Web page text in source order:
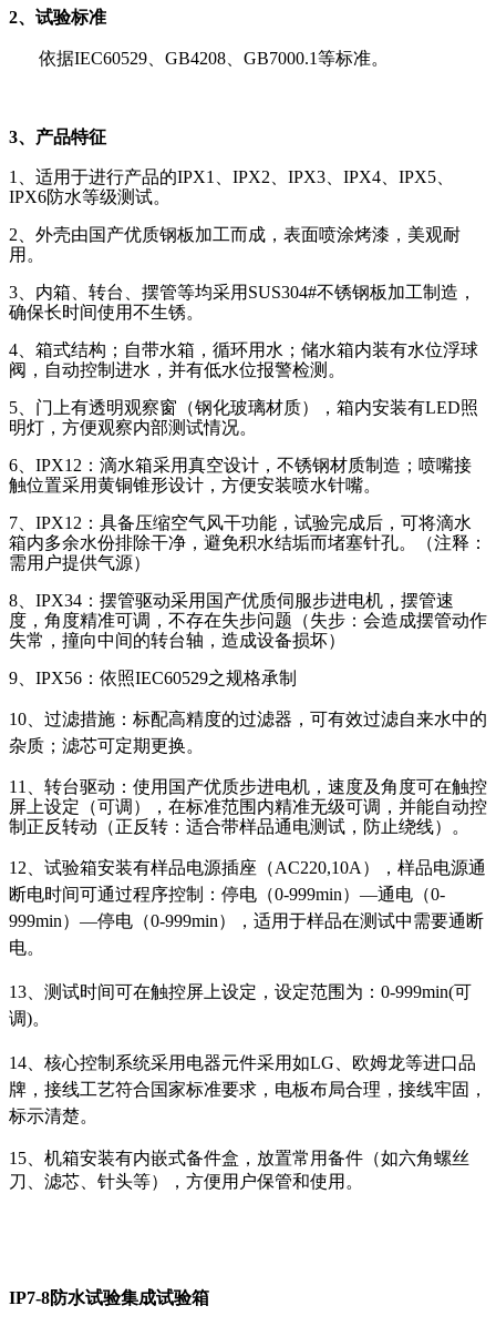
2、试验标准
依据IEC60529、GB4208、GB7000.1等标准。
3、产品特征
1、适用于进行产品的IPX1、IPX2、IPX3、IPX4、IPX5、
IPX6防水等级测试。
2、外壳由国产优质钢板加工而成，表面喷涂烤漆，美观耐
用。
3、内箱、转台、摆管等均采用SUS304#不锈钢板加工制造，
确保长时间使用不生锈。
4、箱式结构；自带水箱，循环用水；储水箱内装有水位浮球
阀，自动控制进水，并有低水位报警检测。
5、门上有透明观察窗（钢化玻璃材质），箱内安装有LED照
明灯，方便观察内部测试情况。
6、IPX12：滴水箱采用真空设计，不锈钢材质制造；喷嘴接
触位置采用黄铜锥形设计，方便安装喷水针嘴。
7、IPX12：具备压缩空气风干功能，试验完成后，可将滴水
箱内多余水份排除干净，避免积水结垢而堵塞针孔。（注释：
需用户提供气源）
8、IPX34：摆管驱动采用国产优质伺服步进电机，摆管速
度，角度精准可调，不存在失步问题（失步：会造成摆管动作
失常，撞向中间的转台轴，造成设备损坏）
9、IPX56：依照IEC60529之规格承制
10、过滤措施：标配高精度的过滤器，可有效过滤自来水中的
杂质；滤芯可定期更换。
11、转台驱动：使用国产优质步进电机，速度及角度可在触控
屏上设定（可调），在标准范围内精准无级可调，并能自动控
制正反转动（正反转：适合带样品通电测试，防止绕线）。
12、试验箱安装有样品电源插座（AC220,10A），样品电源通
断电时间可通过程序控制：停电（0-999min）—通电（0-
999min）—停电（0-999min），适用于样品在测试中需要通断
电。
13、测试时间可在触控屏上设定，设定范围为：0-999min(可
调)。
14、核心控制系统采用电器元件采用如LG、欧姆龙等进口品
牌，接线工艺符合国家标准要求，电板布局合理，接线牢固，
标示清楚。
15、机箱安装有内嵌式备件盒，放置常用备件（如六角螺丝
刀、滤芯、针头等），方便用户保管和使用。
IP7-8防水试验集成试验箱